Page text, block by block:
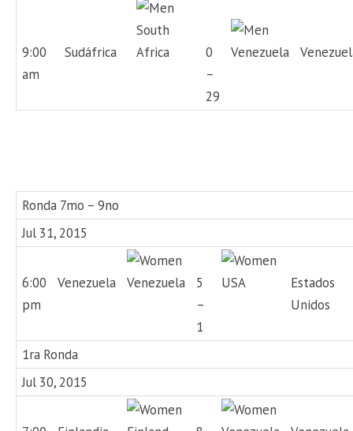
9:00
am
Sudáfrica
0
–
29
Ronda 7mo – 9no
Jul 31, 2015
6:00
pm
Venezuela
5
–
1
Estados
Unidos
1ra Ronda
Jul 30, 2015